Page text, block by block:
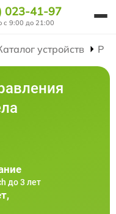
023-41-97
с 9:00 до 21:00
устройств
до 3 лет